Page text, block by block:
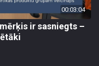
00:03:04
ir sasniegts –